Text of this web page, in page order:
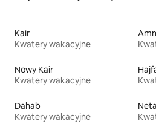
Kair
Kwatery wakacyjne
Nowy Kair
Kwatery wakacyjne
Dahab
Kwatery wakacyjne